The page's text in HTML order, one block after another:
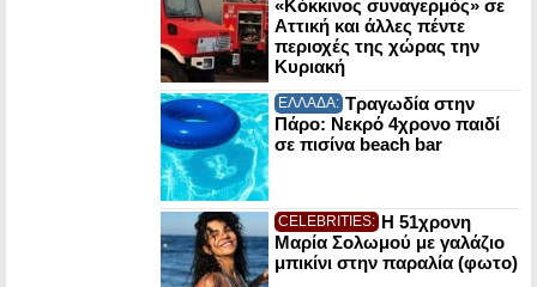
«Κόκκινος συναγερμός» σε
Αττική και άλλες πέντε
περιοχές της χώρας την
Κυριακή
ΕΛΛΑΔΑ: Τραγωδία στην
Πάρο: Νεκρό 4χρονο παιδί
σε πισίνα beach bar
CELEBRITIES: Η 51χρονη
Μαρία Σολωμού με γαλάζιο
μπικίνι στην παραλία (φωτο)